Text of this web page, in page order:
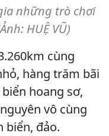
những trò chơi
HUỆ VŨ)
cùng
hàng trăm bãi
hoang sơ,
vô cùng
biển, đảo.